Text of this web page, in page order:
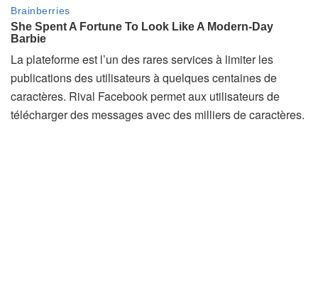
La plateforme est l’un des rares services à limiter les
publications des utilisateurs à quelques centaines de
caractères. Rival Facebook permet aux utilisateurs de
télécharger des messages avec des milliers de caractères.